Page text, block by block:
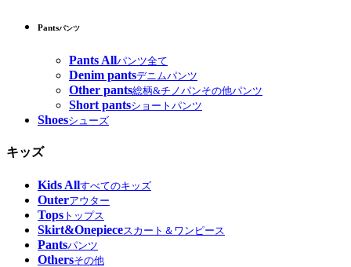
Pantsパンツ
Pants Allパンツ全て
Denim pantsデニムパンツ
Other pants総柄&チノパンその他パンツ
Short pantsショートパンツ
Shoesシューズ
キッズ
Kids Allすべてのキッズ
Outerアウター
Tops トップス
Skirt&Onepieceスカート＆ワンピース
Pantsパンツ
Othersその他